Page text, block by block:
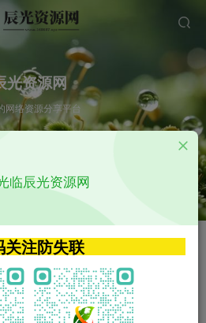
光资源网
网络资源分享平台
APP源码
影视源码
影视源码
临辰光资源网
关注防失联